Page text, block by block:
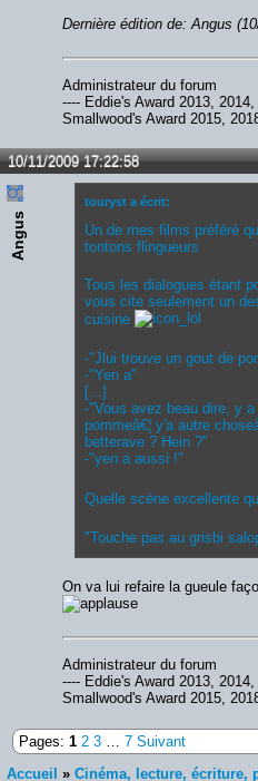
Dernière édition de: Angus
Administrateur du forum
---- Eddie's Award 2013,
Smallwood's Award 2015,
10/11/2009 17:22:58
Angus
touryst a écrit:
Un de mes films préféré
tontons flingueurs
Tous les dialogues étant
vous cite seulement un
cuisine
-"Jlui trouve un gout de
-"Yen a"
[...]
-"Vous avez beau dire, y
pommeâ€¦ y'a autre
betterave ? Hein ?"
-"yen a aussi !"
Quelle scène excellente
"Touche pas au grisbi
On va lui refaire la gueule
Administrateur du forum
---- Eddie's Award 2013,
Smallwood's Award 2015,
Pages: 1 2 3 7 Suivant
Accueil » Cinéma, lecture, écriture,